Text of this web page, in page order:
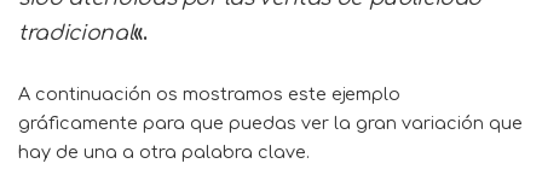
tradicional«.
A continuación os mostramos este ejemplo
gráficamente para que puedas ver la gran variación que
hay de una a otra palabra clave.